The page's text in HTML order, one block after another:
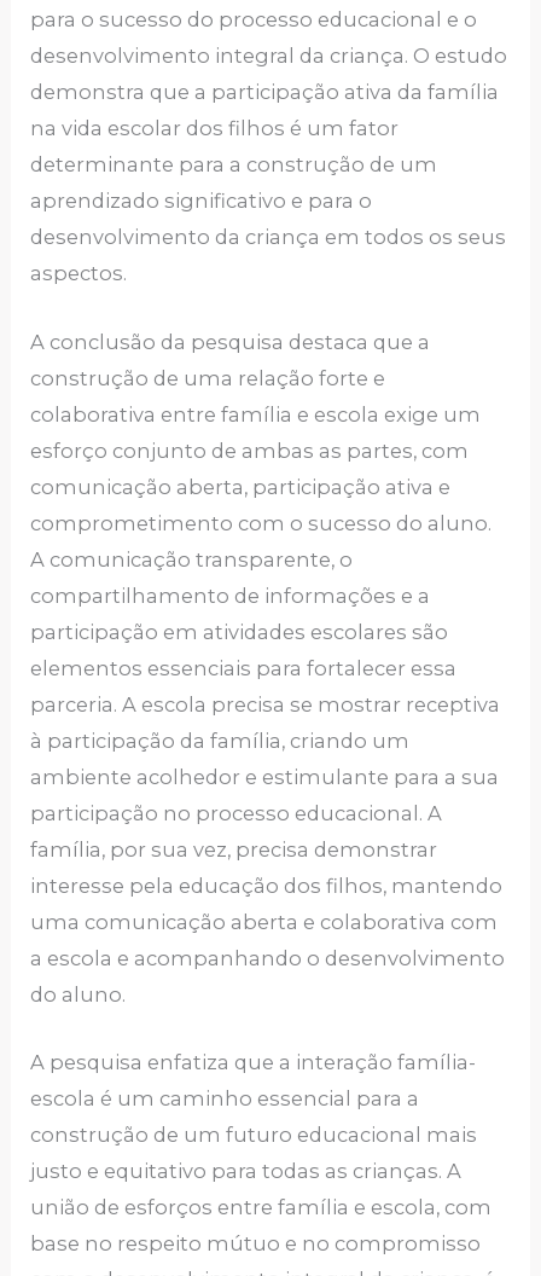
para o sucesso do processo educacional e o
desenvolvimento integral da criança. O estudo
demonstra que a participação ativa da família
na vida escolar dos filhos é um fator
determinante para a construção de um
aprendizado significativo e para o
desenvolvimento da criança em todos os seus
aspectos.
A conclusão da pesquisa destaca que a
construção de uma relação forte e
colaborativa entre família e escola exige um
esforço conjunto de ambas as partes, com
comunicação aberta, participação ativa e
comprometimento com o sucesso do aluno.
A comunicação transparente, o
compartilhamento de informações e a
participação em atividades escolares são
elementos essenciais para fortalecer essa
parceria. A escola precisa se mostrar receptiva
à participação da família, criando um
ambiente acolhedor e estimulante para a sua
participação no processo educacional. A
família, por sua vez, precisa demonstrar
interesse pela educação dos filhos, mantendo
uma comunicação aberta e colaborativa com
a escola e acompanhando o desenvolvimento
do aluno.
A pesquisa enfatiza que a interação família-
escola é um caminho essencial para a
construção de um futuro educacional mais
justo e equitativo para todas as crianças. A
união de esforços entre família e escola, com
base no respeito mútuo e no compromisso